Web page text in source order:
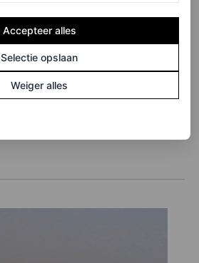
Accepteer alles
Selectie opslaan
Weiger alles